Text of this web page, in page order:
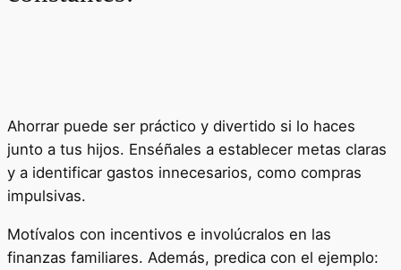
Ahorrar puede ser práctico y divertido si lo haces
junto a tus hijos. Enséñales a establecer metas claras
y a identificar gastos innecesarios, como compras
impulsivas.
Motívalos con incentivos e involúcralos en las
finanzas familiares. Además, predica con el ejemplo: